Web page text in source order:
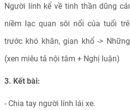
Người lính kể về tinh thần dũng
niềm lạc quan sôi nổi của tuổi
trước khó khăn, gian khổ ->
(xen miêu tả nội tâm + Nghị luận)
3. Kết bài:
- Chia tay người lính lái xe.